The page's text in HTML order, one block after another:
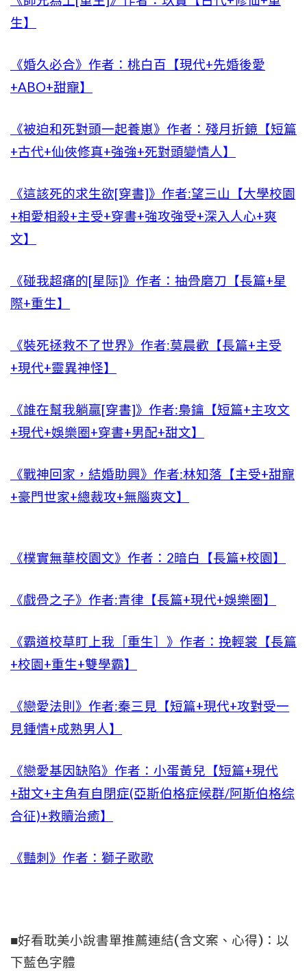
生】
《婚久必合》作者：桃白百【現代+先婚後愛
+ABO+甜寵】
《被迫和死對頭一起養崽》作者：殘月折鏡【短篇
+古代+仙俠修真+強強+死對頭變情人】
《這該死的求生欲[穿書]》作者:望三山【大學校園
+相愛相殺+主受+穿書+強攻強受+深入人心+爽
文】
《碰我超痛的[星际]》作者：抽骨磨刀【長篇+星
際+重生】
《裝死拯救不了世界》作者:莫晨歡【長篇+主受
+現代+靈異神怪】
《誰在幫我躺贏[穿書]》作者:梟鑰【短篇+主攻文
+現代+娛樂圈+穿書+男配+甜文】
《戰神回家，結婚助興》作者:林知落【主受+甜寵
+豪門世家+總裁攻+無腦爽文】
《樸實無華校園文》作者：2暗白【長篇+校園】
《戲骨之子》作者:青律【長篇+現代+娛樂圈】
《霸道校草盯上我［重生］》作者：挽輕裳【長篇
+校園+重生+雙學霸】
《戀愛法則》作者:秦三見【短篇+現代+攻對受一
見鍾情+成熟男人】
《戀愛基因缺陷》作者：小蛋黃兒【短篇+現代
+甜文+主角有自閉症(亞斯伯格症候群/阿斯伯格综
合征)+救贖治癒】
《豔刺》作者：獅子歌歌
■好看耽美小說書單推薦連結(含文案、心得)：以
下藍色字體